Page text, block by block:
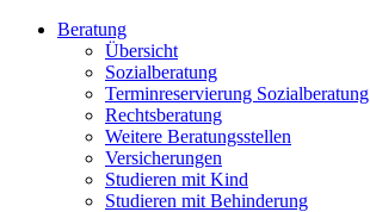
Beratung
Übersicht
Sozialberatung
Terminreservierung Sozialberatung
Rechtsberatung
Weitere Beratungsstellen
Versicherungen
Studieren mit Kind
Studieren mit Behinderung